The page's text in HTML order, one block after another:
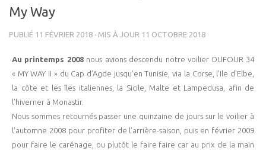
My Way
PUBLIÉ 11 FÉVRIER 2018 · MIS À JOUR 11 OCTOBRE 2018
Au printemps 2008nous avions descendu notre voilier DUFOUR 34
« MY WAY II » du Cap d’Agde jusqu’en Tunisie, via la Corse, l’Ile d’Elbe,
la côte et les îles italiennes, la Sicile, Malte et Lampedusa, afin de
l’hiverner à Monastir.
Nous sommes retournés passer une quinzaine de jours sur le voilier à
l’automne 2008 pour profiter de l’arrière-saison, puis en février 2009
pour faire le carénage, ou plutôt le faire faire car au prix de la main